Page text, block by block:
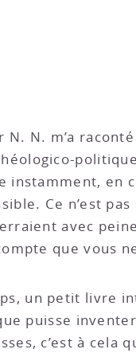
N. m’a
en
Ce n’est
avec
que vous
un petit livre
puisse
c’est à cela